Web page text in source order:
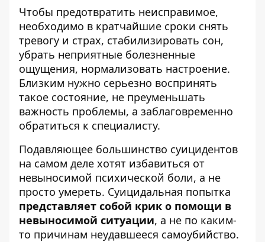
Чтобы предотвратить неисправимое,
необходимо в кратчайшие сроки снять
тревогу и страх, стабилизировать сон,
убрать неприятные болезненные
ощущения, нормализовать настроение.
Близким нужно серьезно воспринять
такое состояние, не преуменьшать
важность проблемы, а заблаговременно
обратиться к специалисту.
Подавляющее большинство суицидентов
на самом деле хотят избавиться от
невыносимой психической боли, а не
просто умереть. Суицидальная попытка
представляет собой крик о помощи в
невыносимой ситуации, а не по каким-
то причинам неудавшееся самоубийство.